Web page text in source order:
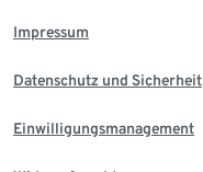
Impressum
Datenschutz und Sicherheit
Einwilligungsmanagement